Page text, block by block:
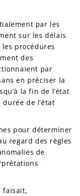
par les
sur les délais
procédures
des
par
en préciser la
la fin de l’état
de l’état
pour déterminer
regard des règles
de
faisait,